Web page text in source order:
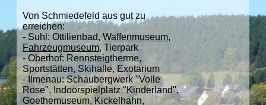
Von Schmiedefeld aus gut zu
erreichen:
- Suhl: Ottilienbad,Waffenmuseum,
Fahrzeugmuseum, Tierpark
- Oberhof: Rennsteigtherme,
Sportstätten, Skihalle, Exotarium
- Ilmenau: Schaubergwerk "Volle
Rose", Indoorspielplatz "Kinderland",
Goethemuseum, Kickelhahn,